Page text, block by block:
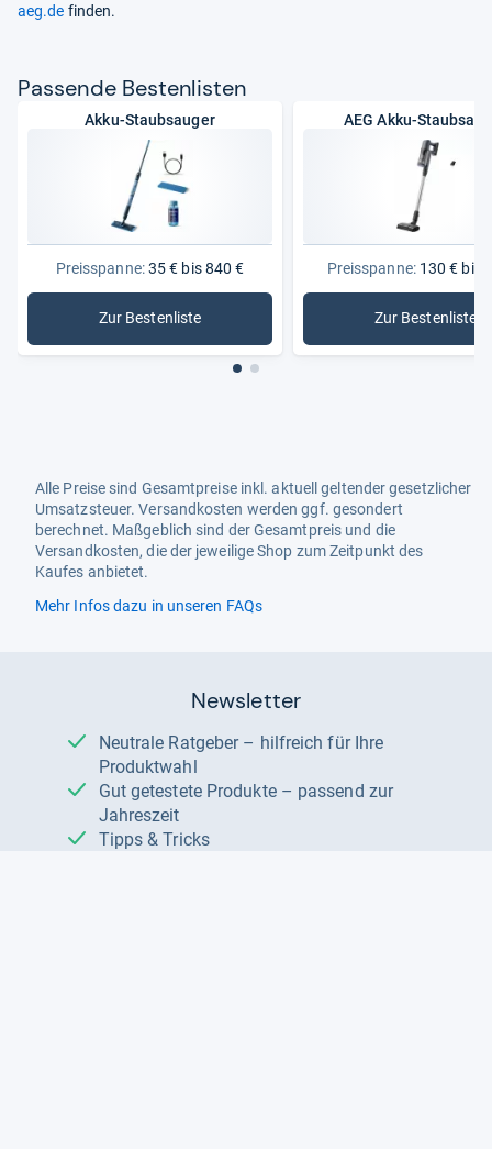
aeg.de finden.
Pas­sende Bes­ten­lis­ten
Akku-Staubsauger
Preisspanne:35 € bis 840 €
Zur Bestenliste: Akku-Staubsauger
AEG Akku-
Preisspanne:130 € bis
Zur Bestenliste
: AEG
Alle Preise sind Gesamtpreise inkl. aktuell geltender gesetzlicher
Umsatzsteuer. Versandkosten werden ggf. gesondert
berechnet. Maßgeblich sind der Gesamtpreis und die
Versandkosten, die der jeweilige Shop zum Zeitpunkt des
Kaufes anbietet.
Mehr Infos dazu in unseren FAQs
Newsletter
Neutrale Ratgeber – hilfreich für Ihre
Produktwahl
Gut getestete Produkte – passend zur
Jahreszeit
Tipps & Tricks